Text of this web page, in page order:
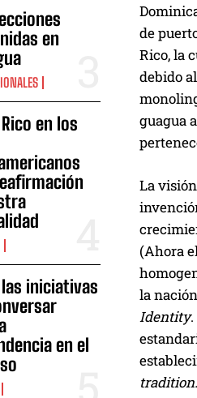
en
en los
iniciativas
en el
de
Rico, la
debido
guagua
La
(Ahora
la
Identity
tradition.